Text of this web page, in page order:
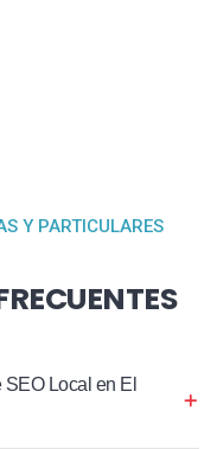
Y PARTICULARES
Local en El